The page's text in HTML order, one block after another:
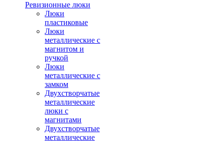
Ревизионные люки
Люки
пластиковые
Люки
металлические с
магнитом и
ручкой
Люки
металлические с
замком
Двухстворчатые
металлические
люки с
магнитами
Двухстворчатые
металлические